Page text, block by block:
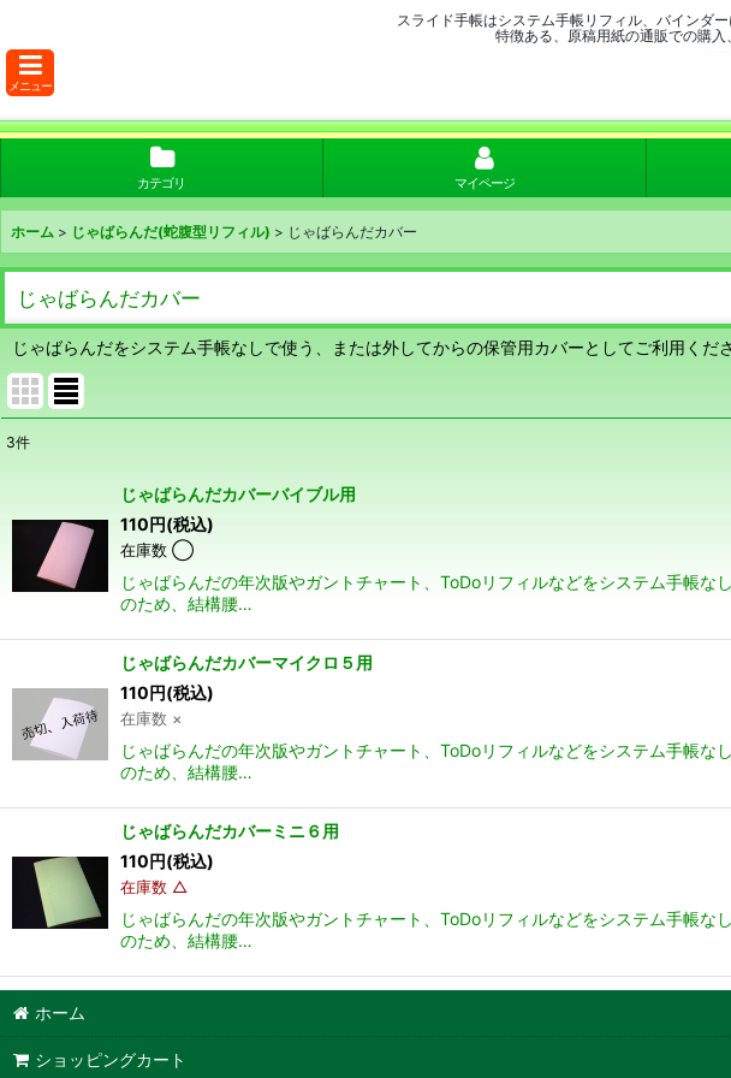
スライド手帳はシステム手帳リフィル、バインダ
特徴ある、原稿用紙の通販での購入
メニュー
カテゴリ マイページ
ホーム > じゃばらんだ(蛇腹型リフィル) > じゃばらんだカバー
じゃばらんだカバー
じゃばらんだをシステム手帳なしで使う、または外してからの保管用カバーとしてご利用くださ
並び順:
3件
じゃばらんだカバーバイブル用
110円(税込)
在庫数 ◯
じゃばらんだの年次版やガントチャート、ToDoリフィルなどをシステム手帳
のため、結構腰…
じゃばらんだカバーマイクロ５用
110円(税込)
在庫数 ×
じゃばらんだの年次版やガントチャート、ToDoリフィルなどをシステム手帳
のため、結構腰…
じゃばらんだカバーミニ６用
110円(税込)
在庫数 △
じゃばらんだの年次版やガントチャート、ToDoリフィルなどをシステム手帳
のため、結構腰…
ホーム
ショッピングカート